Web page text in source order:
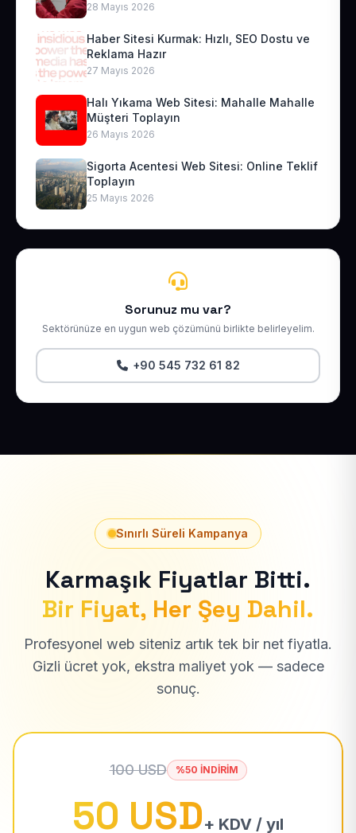
28 Mayıs 2026
Haber Sitesi Kurmak: Hızlı, SEO Dostu ve
Reklama Hazır
27 Mayıs 2026
Halı Yıkama Web Sitesi: Mahalle Mahalle
Müşteri Toplayın
26 Mayıs 2026
Sigorta Acentesi Web Sitesi: Online Teklif
Toplayın
25 Mayıs 2026
Sorunuz mu var?
Sektörünüze en uygun web çözümünü birlikte belirleyelim.
+90 545 732 61 82
Sınırlı Süreli Kampanya
Karmaşık Fiyatlar Bitti.
Bir Fiyat, Her Şey Dahil.
Profesyonel web siteniz artık tek bir net fiyatla.
Gizli ücret yok, ekstra maliyet yok — sadece
sonuç.
100 USD %50 İNDİRİM
50 USD+ KDV / yıl